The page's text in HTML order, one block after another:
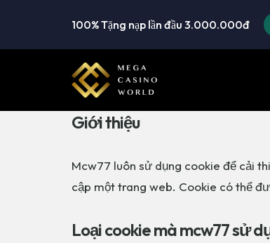
100% Tặng nạp lần đầu 3.000.000đ
Giới thiệu
Mcw77 luôn sử dụng cookie để cải
cập một trang web. Cookie có thể
Loại cookie mà mcw77 sử